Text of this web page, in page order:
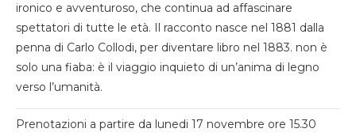
ironico e avventuroso, che continua ad affascinare
spettatori di tutte le età. Il racconto nasce nel 1881 dalla
penna di Carlo Collodi, per diventare libro nel 1883. non è
solo una fiaba: è il viaggio inquieto di un’anima di legno
verso l’umanità.
Prenotazioni a partire da lunedi 17 novembre ore 15.30